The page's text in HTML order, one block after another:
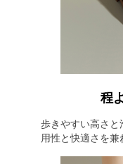
程
歩きやすい高さと
用性と快適さを兼